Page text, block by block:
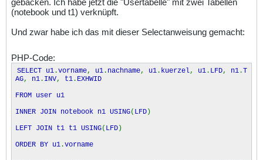
(notebook und t1) verknüpft.
Und zwar habe ich das mit dieser Selectanweisung gemacht:
PHP-Code:
SELECT u1 .vorname, u1 . nachname, u1 . kuerzel, u1 . LFD, n1 .T
AG, n1 . INV, t1 . EXHWID
FROM user u1
INNER JOIN notebook n1 USING( LFD)
LEFT JOIN t1 t1 USING( LFD)
ORDER BY u1 .vorname